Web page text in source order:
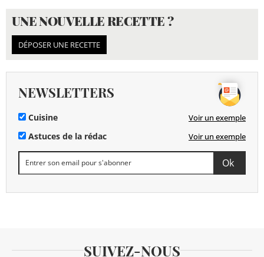
UNE NOUVELLE RECETTE ?
DÉPOSER UNE RECETTE
NEWSLETTERS
Cuisine Voir un exemple
Astuces de la rédac Voir un exemple
SUIVEZ-NOUS